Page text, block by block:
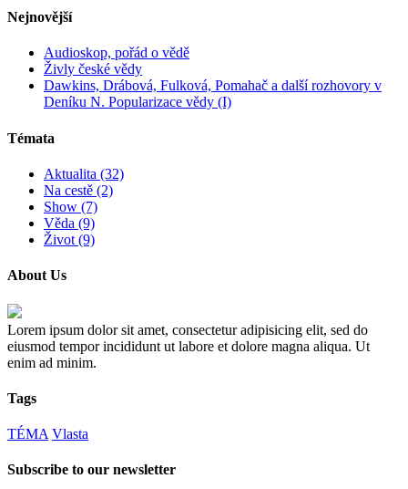
Nejnovější
Audioskop, pořád o vědě
Živly české vědy
Dawkins, Drábová, Fulková, Pomahač a další rozhovory v
Deníku N. Popularizace vědy (I)
Témata
Aktualita (32)
Na cestě (2)
Show (7)
Věda (9)
Život (9)
About Us
Lorem ipsum dolor sit amet, consectetur adipisicing elit, sed do
eiusmod tempor incididunt ut labore et dolore magna aliqua. Ut
enim ad minim.
Tags
TÉMA Vlasta
Subscribe to our newsletter